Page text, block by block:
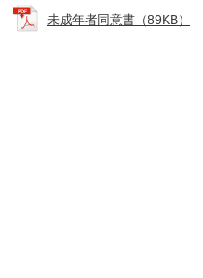
未成年者同意書（89KB）